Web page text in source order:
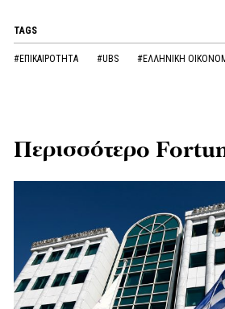
TAGS
#ΕΠΙΚΑΙΡΟΤΗΤΑ #UBS #ΕΛΛΗΝΙΚΗ
Περισσότερο